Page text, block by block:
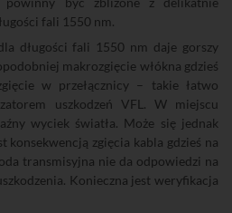
fali 1550 nm.
długości fali 1550 nm daje gorszy
makrozgięcie włókna gdzieś
w przełącznicy – takie łatwo
uszkodzeń VFL. W miejscu
wyciek światła. Może się jednak
konsekwencją zgięcia kabla gdzieś na
transmisyjna nie da odpowiedzi na
Konieczna jest weryfikacja